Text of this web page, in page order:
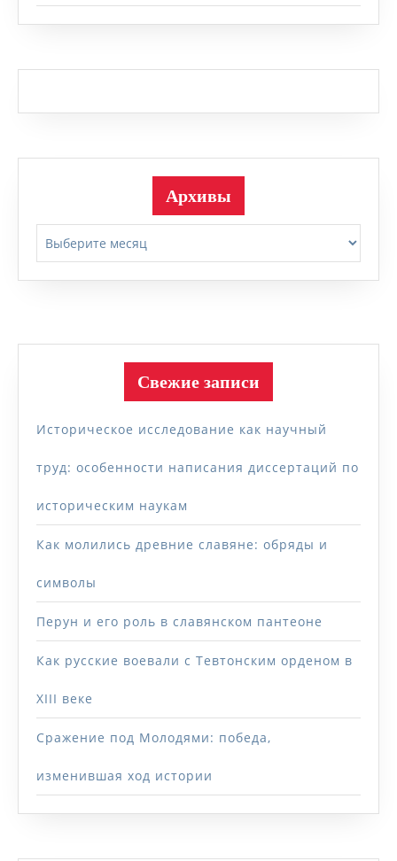
Архивы
Свежие записи
Историческое исследование как научный
труд: особенности написания диссертаций по
историческим наукам
Как молились древние славяне: обряды и
символы
Перун и его роль в славянском пантеоне
Как русские воевали с Тевтонским орденом в
XIII веке
Сражение под Молодями: победа,
изменившая ход истории